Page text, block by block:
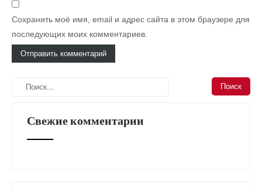
Сохранить моё имя, email и адрес сайта в этом браузере для
последующих моих комментариев.
Свежие комментарии